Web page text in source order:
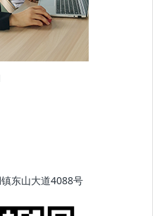
东山大道4088号